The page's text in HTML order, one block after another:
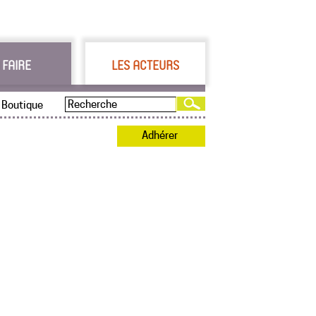
LES ACTEURS
Boutique
Adhérer